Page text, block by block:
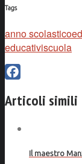
Tags
anno scolastico
educativiscuola
Articoli simili
Il maestro